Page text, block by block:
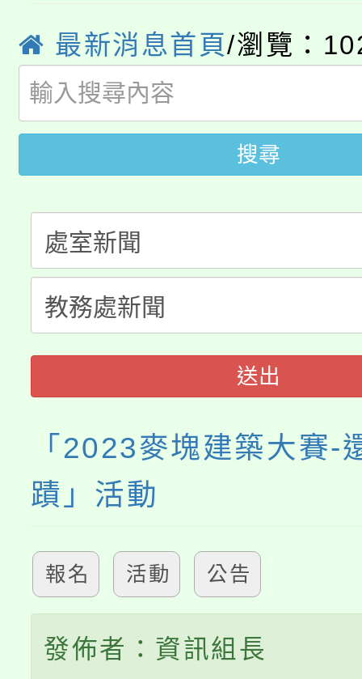
局官網。
8月14至27日，桃園電
開!
115年桃園市運動會8/
田徑場及游泳池舉行。
桃園市低收入戶享有免
視費優惠，中低收入戶
半價優惠，詳情可洽有
者。
大園自造教育及科技
份教師研習
淨零綠生活教案入校路
會
115年食農教育專業人
程
最新消息首頁/瀏覽：
搜尋
送出
「2023麥塊建築大賽-
蹟」活動
報名 活動 公告
發佈者：資訊組長